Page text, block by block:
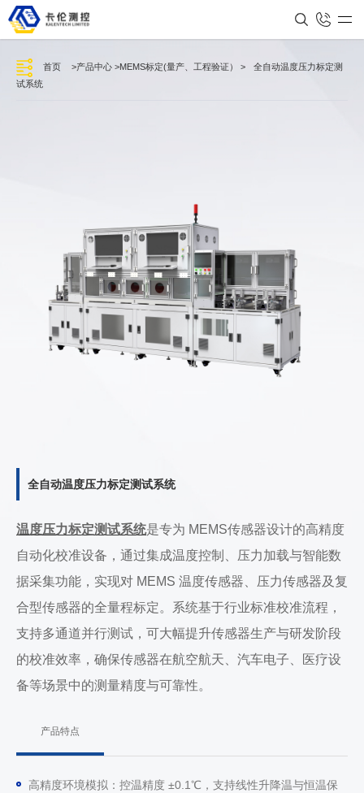
首页 >产品中心>MEMS标定(量产、工程验证） >
全自动温度压力标定测
试系统
全自动温度压力标定测试系统
温度压力标定测试系统是专为 MEMS传感器设计的高精度
自动化校准设备，通过集成温度控制、压力加载与智能数
据采集功能，实现对 MEMS 温度传感器、压力传感器及复
合型传感器的全量程标定。系统基于行业标准校准流程，
支持多通道并行测试，可大幅提升传感器生产与研发阶段
的校准效率，确保传感器在航空航天、汽车电子、医疗设
备等场景中的测量精度与可靠性。
产品特点
高精度环境模拟：控温精度 ±0.1℃，支持线性升降温与恒温保